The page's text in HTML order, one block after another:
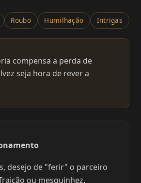
Roubo Humilhação Intrigas
compensa a perda de
seja hora de rever a
desejo de "ferir" o parceiro
ou mesquinhez.